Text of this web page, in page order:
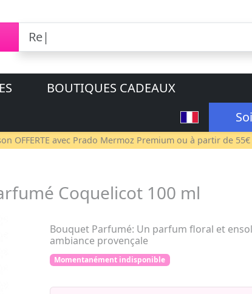
BOUTIQUES CADEAUX
OFFERTE avec Prado Mermoz Premium ou à partir de 55€
Coquelicot 100 ml
Bouquet Parfumé: Un parfum floral et
ambiance provençale
Momentanément indisponible